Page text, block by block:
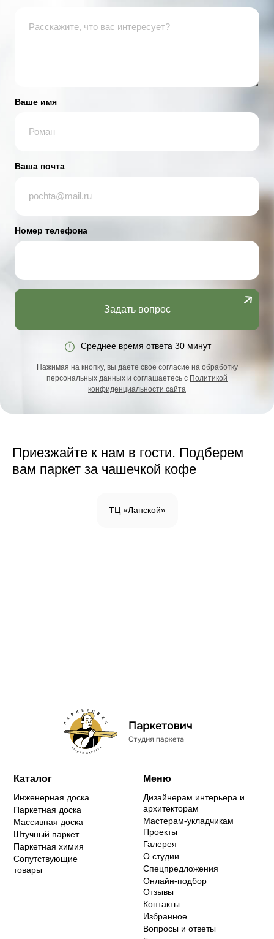
Ваше имя
Ваша почта
Номер телефона
Задать вопрос
Среднее время ответа 30 минут
Нажимая на кнопку, вы даете свое согласие на обработку
персональных данных и соглашаетесь с Политикой
конфиденциальности сайта
Приезжайте к нам в гости. Подберем
вам паркет за чашечкой кофе
ТЦ «Ланской»
Каталог
Инженерная доска
Паркетная доска
Массивная доска
Штучный паркет
Паркетная химия
Сопутствующие
товары
Меню
Дизайнерам интерьера и
архитекторам
Мастерам-укладчикам
Проекты
Галерея
О студии
Спецпредложения
Онлайн-подбор
Отзывы
Контакты
Избранное
Вопросы и ответы